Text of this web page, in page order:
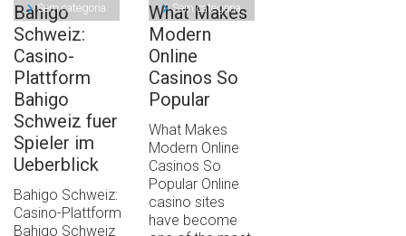
Sem categoria
Bahigo
Schweiz:
Casino-
Plattform
Bahigo
Schweiz fuer
Spieler im
Ueberblick
Bahigo Schweiz:
Casino-Plattform
Bahigo Schweiz
Sem categoria
What Makes
Modern
Online
Casinos So
Popular
What Makes
Modern Online
Casinos So
Popular Online
casino sites
have become